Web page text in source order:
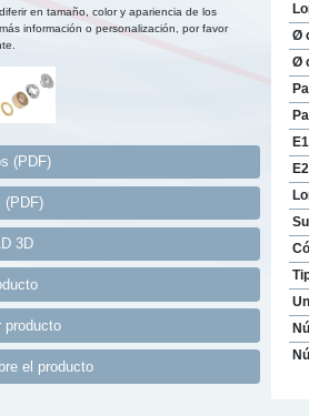
en tamaño, color y apariencia de los
información o personalización, por favor
(PDF)
(PDF)
3D
producto
el producto
Ø
Ø
E1
E2